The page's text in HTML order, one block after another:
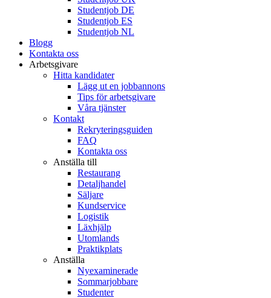
Studentjob DE
Studentjob ES
Studentjob NL
Blogg
Kontakta oss
Arbetsgivare
Hitta kandidater
Lägg ut en jobbannons
Tips för arbetsgivare
Våra tjänster
Kontakt
Rekryteringsguiden
FAQ
Kontakta oss
Anställa till
Restaurang
Detaljhandel
Säljare
Kundservice
Logistik
Läxhjälp
Utomlands
Praktikplats
Anställa
Nyexaminerade
Sommarjobbare
Studenter